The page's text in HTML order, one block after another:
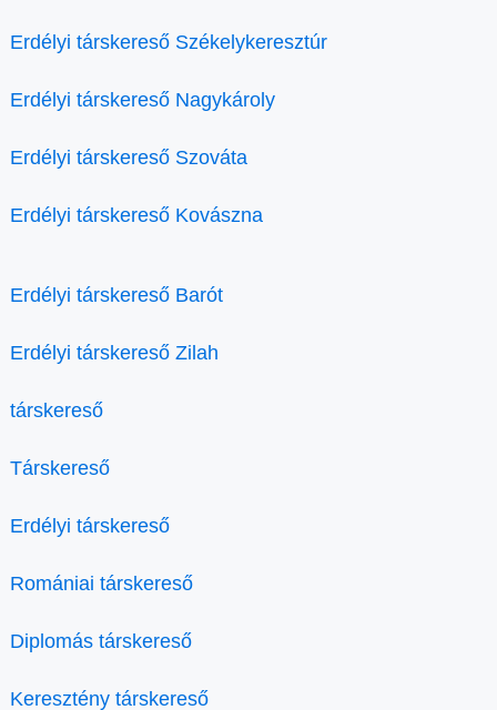
Erdélyi társkereső Székelykeresztúr
Erdélyi társkereső Nagykároly
Erdélyi társkereső Szováta
Erdélyi társkereső Kovászna
Erdélyi társkereső Barót
Erdélyi társkereső Zilah
társkereső
Társkereső
Erdélyi társkereső
Romániai társkereső
Diplomás társkereső
Keresztény társkereső